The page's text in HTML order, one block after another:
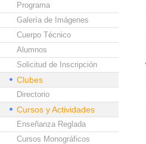
Programa
Galería de Imágenes
Cuerpo Técnico
Alumnos
Solicitud de Inscripción
Clubes
Directorio
Cursos y Actividades
Enseñanza Reglada
Cursos Monográficos